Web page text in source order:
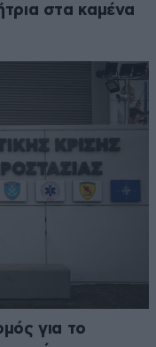
στα καμένα
για το